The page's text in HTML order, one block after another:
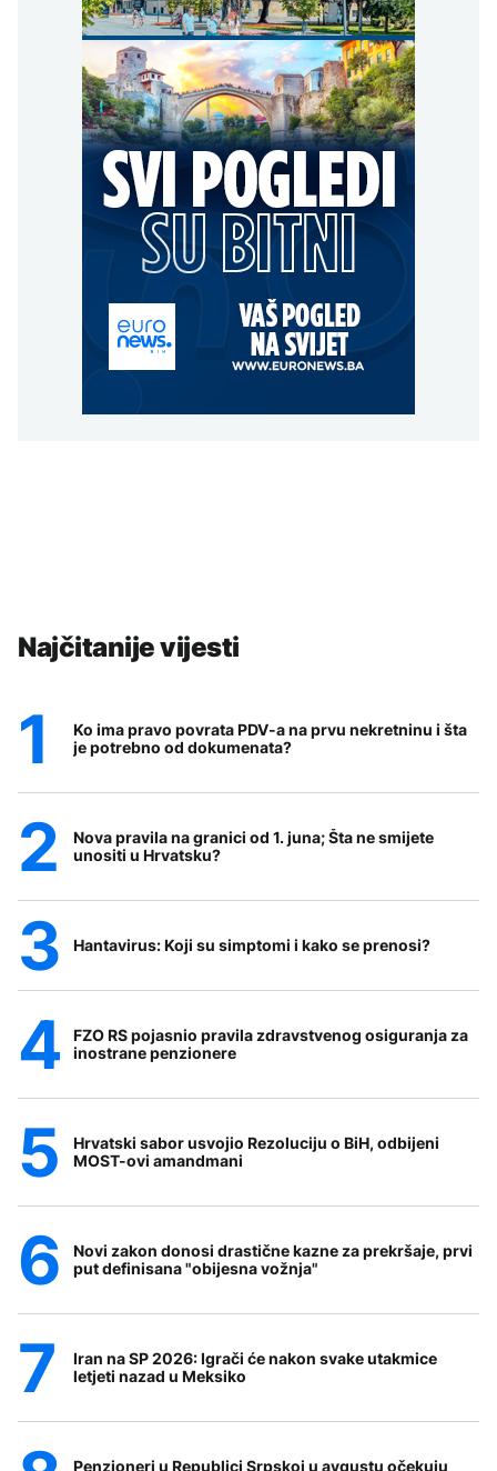
Najčitanije vijesti
Ko ima pravo povrata PDV-a na prvu nekretninu i šta
je potrebno od dokumenata?
Nova pravila na granici od 1. juna; Šta ne smijete
unositi u Hrvatsku?
Hantavirus: Koji su simptomi i kako se prenosi?
FZO RS pojasnio pravila zdravstvenog osiguranja za
inostrane penzionere
Hrvatski sabor usvojio Rezoluciju o BiH, odbijeni
MOST-ovi amandmani
Novi zakon donosi drastične kazne za prekršaje, prvi
put definisana "obijesna vožnja"
Iran na SP 2026: Igrači će nakon svake utakmice
letjeti nazad u Meksiko
Penzioneri u Republici Srpskoj u avgustu očekuju